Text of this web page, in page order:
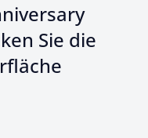
Sie die